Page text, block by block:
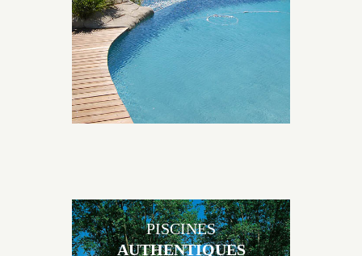
matière sur-mesure conçu par notre bureau d’étude
spécialisé.
PISCINES
AUTHENTIQUES